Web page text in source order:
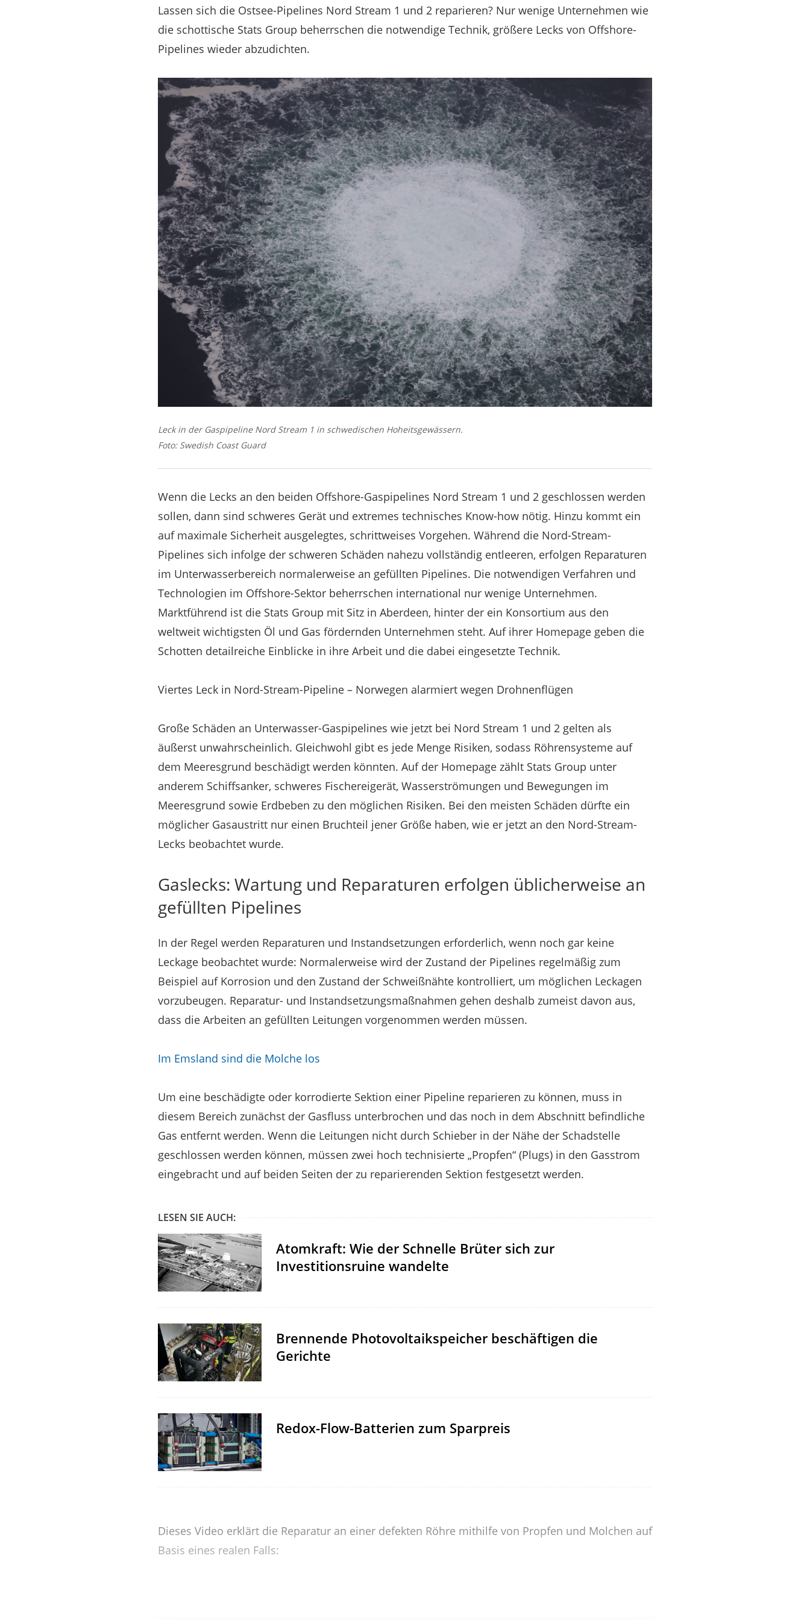
Lassen sich die Ostsee-Pipelines Nord Stream 1 und 2 reparieren? Nur wenige Unternehmen wie
die schottische Stats Group beherrschen die notwendige Technik, größere Lecks von Offshore-
Pipelines wieder abzudichten.
Leck in der Gaspipeline Nord Stream 1 in schwedischen Hoheitsgewässern.
Foto: Swedish Coast Guard
Wenn die Lecks an den beiden Offshore-Gaspipelines Nord Stream 1 und 2 geschlossen werden
sollen, dann sind schweres Gerät und extremes technisches Know-how nötig. Hinzu kommt ein
auf maximale Sicherheit ausgelegtes, schrittweises Vorgehen. Während die Nord-Stream-
Pipelines sich infolge der schweren Schäden nahezu vollständig entleeren, erfolgen Reparaturen
im Unterwasserbereich normalerweise an gefüllten Pipelines. Die notwendigen Verfahren und
Technologien im Offshore-Sektor beherrschen international nur wenige Unternehmen.
Marktführend ist die Stats Group mit Sitz in Aberdeen, hinter der ein Konsortium aus den
weltweit wichtigsten Öl und Gas fördernden Unternehmen steht. Auf ihrer Homepage geben die
Schotten detailreiche Einblicke in ihre Arbeit und die dabei eingesetzte Technik.
Viertes Leck in Nord-Stream-Pipeline – Norwegen alarmiert wegen Drohnenflügen
Große Schäden an Unterwasser-Gaspipelines wie jetzt bei Nord Stream 1 und 2 gelten als
äußerst unwahrscheinlich. Gleichwohl gibt es jede Menge Risiken, sodass Röhrensysteme auf
dem Meeresgrund beschädigt werden könnten. Auf der Homepage zählt Stats Group unter
anderem Schiffsanker, schweres Fischereigerät, Wasserströmungen und Bewegungen im
Meeresgrund sowie Erdbeben zu den möglichen Risiken. Bei den meisten Schäden dürfte ein
möglicher Gasaustritt nur einen Bruchteil jener Größe haben, wie er jetzt an den Nord-Stream-
Lecks beobachtet wurde.
Gaslecks: Wartung und Reparaturen erfolgen üblicherweise an
gefüllten Pipelines
In der Regel werden Reparaturen und Instandsetzungen erforderlich, wenn noch gar keine
Leckage beobachtet wurde: Normalerweise wird der Zustand der Pipelines regelmäßig zum
Beispiel auf Korrosion und den Zustand der Schweißnähte kontrolliert, um möglichen Leckagen
vorzubeugen. Reparatur- und Instandsetzungsmaßnahmen gehen deshalb zumeist davon aus,
dass die Arbeiten an gefüllten Leitungen vorgenommen werden müssen.
Im Emsland sind die Molche los
Um eine beschädigte oder korrodierte Sektion einer Pipeline reparieren zu können, muss in
diesem Bereich zunächst der Gasfluss unterbrochen und das noch in dem Abschnitt befindliche
Gas entfernt werden. Wenn die Leitungen nicht durch Schieber in der Nähe der Schadstelle
geschlossen werden können, müssen zwei hoch technisierte „Propfen“ (Plugs) in den Gasstrom
eingebracht und auf beiden Seiten der zu reparierenden Sektion festgesetzt werden.
LESEN SIE AUCH:
Atomkraft: Wie der Schnelle Brüter sich zur
Investitionsruine wandelte
Brennende Photovoltaikspeicher beschäftigen die
Gerichte
Redox-Flow-Batterien zum Sparpreis
Dieses Video erklärt die Reparatur an einer defekten Röhre mithilfe von Propfen und Molchen auf
Basis eines realen Falls: